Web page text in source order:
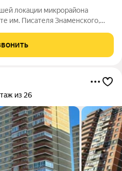
локации микрорайона
им. Писателя Знаменского,
на противоположные
из 26